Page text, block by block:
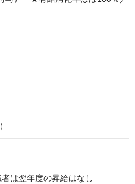
は翌年度の昇給はなし